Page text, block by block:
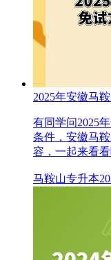
2025年安徽马
有同学问2025
条件，安徽马
容，一起来看看
马鞍山专升本